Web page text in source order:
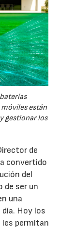
están
gestionar los
de
convertido
del
de ser un
una
Hoy los
les permitan